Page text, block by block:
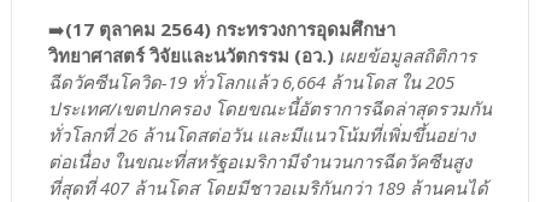
➡️(17 ตุลาคม 2564) กระทรวงการอุดมศึกษา
วิทยาศาสตร์ วิจัยและนวัตกรรม (อว.) เผยข้อมูลสถิติการ
ฉีดวัคซีนโควิด-19 ทั่วโลกแล้ว 6,664 ล้านโดส ใน 205
ประเทศ/เขตปกครอง โดยขณะนี้อัตราการฉีดล่าสุดรวมกัน
ทั่วโลกที่ 26 ล้านโดสต่อวัน และมีแนวโน้มที่เพิ่มขึ้นอย่าง
ต่อเนื่อง ในขณะที่สหรัฐอเมริกามีจำนวนการฉีดวัคซีนสูง
ที่สุดที่ 407 ล้านโดส โดยมีชาวอเมริกันกว่า 189 ล้านคนได้